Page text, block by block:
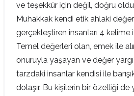
ve teşekkür için değil, doğru
Muhakkak kendi etik ahlaki
gerçekleştiren insanları 4
Temel değerleri olan, emek ile
onuruyla yaşayan ve değer
tarzdaki insanlar kendisi ile
dolaşır. Bu kişilerin bir özelliği de